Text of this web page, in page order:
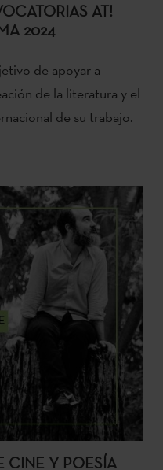
AT!
2024
de apoyar a
de la literatura y el
de su trabajo.
CINE Y POESÍA